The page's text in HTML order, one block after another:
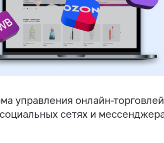
управления онлайн-
сетях и